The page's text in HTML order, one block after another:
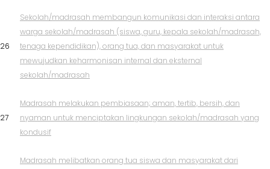
26
Sekolah/madrasah membangun komunikasi dan interaksi antara
warga sekolah/madrasah (siswa, guru, kepala sekolah/madrasah,
tenaga kependidikan), orang tua, dan masyarakat untuk
mewujudkan keharmonisan internal dan eksternal
sekolah/madrasah
27
Madrasah melakukan pembiasaan; aman, tertib, bersih, dan
nyaman untuk menciptakan lingkungan sekolah/madrasah yang
kondusif
Madrasah melibatkan orang tua siswa dan masyarakat dari